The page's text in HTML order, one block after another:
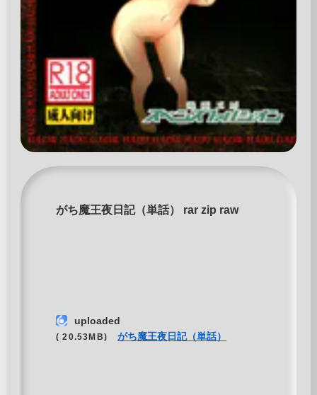
がち魔王夜日記（単話） rar zip raw
uploaded
( 20.53MB) がち魔王夜日記（単話）